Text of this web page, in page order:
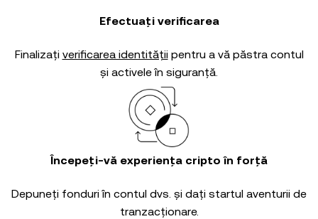
Efectuați verificarea
Finalizați verificarea identității pentru a vă păstra contul
și activele în siguranță.
Începeți-vă experiența cripto în forță
Depuneți fonduri în contul dvs. și dați startul aventurii de
tranzacționare.